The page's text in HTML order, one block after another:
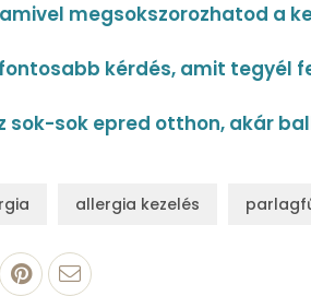
megsokszorozhatod a
kérdés, amit tegyél
sok-sok epred otthon, akár
allergia kezelés